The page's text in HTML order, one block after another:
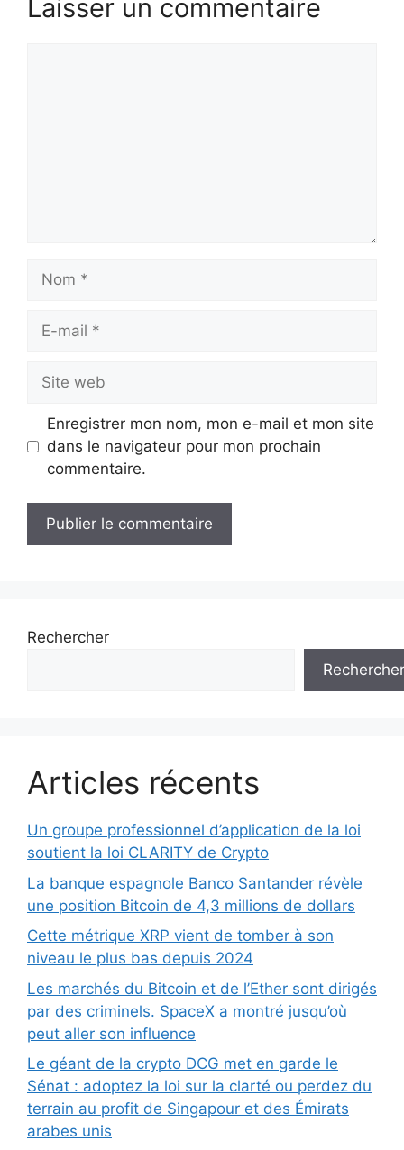
Laisser un commentaire
mail
web
Enregistrer mon nom, mon e-mail et mon site
dans le navigateur pour mon prochain
commentaire.
Rechercher
Rechercher
Articles récents
Un groupe professionnel d’application de la loi
soutient la loi CLARITY de Crypto
La banque espagnole Banco Santander révèle
une position Bitcoin de 4,3 millions de dollars
Cette métrique XRP vient de tomber à son
niveau le plus bas depuis 2024
Les marchés du Bitcoin et de l’Ether sont dirigés
par des criminels. SpaceX a montré jusqu’où
peut aller son influence
Le géant de la crypto DCG met en garde le
Sénat : adoptez la loi sur la clarté ou perdez du
terrain au profit de Singapour et des Émirats
arabes unis